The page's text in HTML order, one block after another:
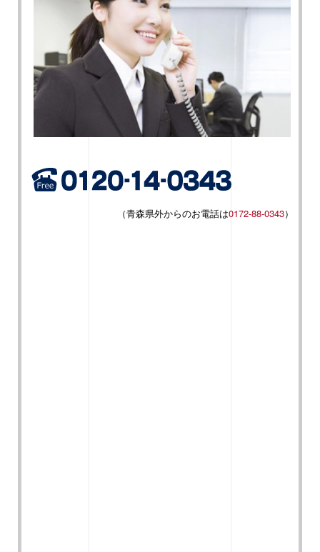
（青森県外からのお電話は0172-88-0343）